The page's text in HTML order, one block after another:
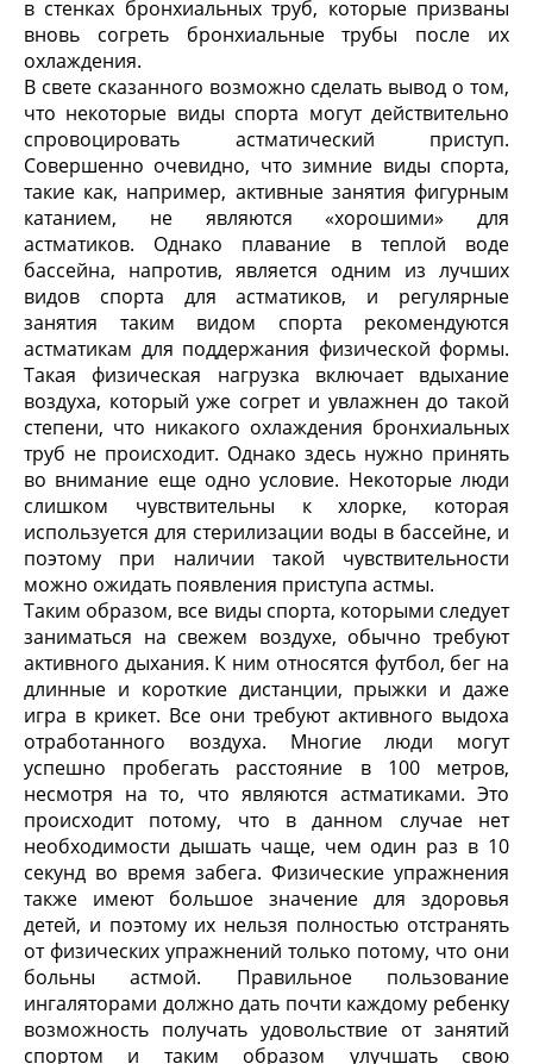
в стенках бронхиальных труб, которые призваны
вновь согреть бронхиальные трубы после их
охлаждения.
В свете сказанного возможно сделать вывод о том,
что некоторые виды спорта могут действительно
спровоцировать астматический приступ.
Совершенно очевидно, что зимние виды спорта,
такие как, например, активные занятия фигурным
катанием, не являются «хорошими» для
астматиков. Однако плавание в теплой воде
бассейна, напротив, является одним из лучших
видов спорта для астматиков, и регулярные
занятия таким видом спорта рекомендуются
астматикам для поддержания физической формы.
Такая физическая нагрузка включает вдыхание
воздуха, который уже согрет и увлажнен до такой
степени, что никакого охлаждения бронхиальных
труб не происходит. Однако здесь нужно принять
во внимание еще одно условие. Некоторые люди
слишком чувствительны к хлорке, которая
используется для стерилизации воды в бассейне, и
поэтому при наличии такой чувствительности
можно ожидать появления приступа астмы.
Таким образом, все виды спорта, которыми следует
заниматься на свежем воздухе, обычно требуют
активного дыхания. К ним относятся футбол, бег на
длинные и короткие дистанции, прыжки и даже
игра в крикет. Все они требуют активного выдоха
отработанного воздуха. Многие люди могут
успешно пробегать расстояние в 100 метров,
несмотря на то, что являются астматиками. Это
происходит потому, что в данном случае нет
необходимости дышать чаще, чем один раз в 10
секунд во время забега. Физические упражнения
также имеют большое значение для здоровья
детей, и поэтому их нельзя полностью отстранять
от физических упражнений только потому, что они
больны астмой. Правильное пользование
ингаляторами должно дать почти каждому ребенку
возможность получать удовольствие от занятий
спортом и таким образом улучшать свою